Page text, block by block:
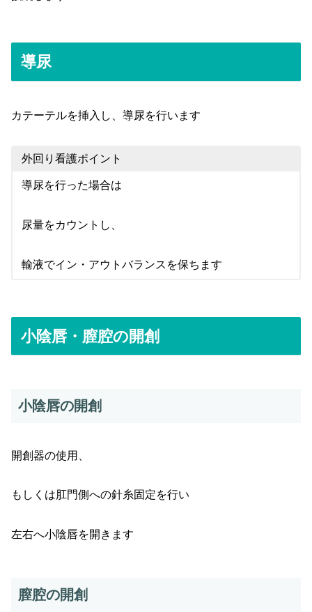
導尿
カテーテルを挿入し、導尿を行います
外回り看護ポイント
導尿を行った場合は
尿量をカウントし、
輸液でイン・アウトバランスを保ちます
小陰唇・膣腔の開創
小陰唇の開創
開創器の使用、
もしくは肛門側への針糸固定を行い
左右へ小陰唇を開きます
膣腔の開創